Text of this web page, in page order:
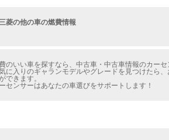
菱の他の車の燃費情報
のいい車を探すなら、中古車・中古車情報のカー
に入りのギャランモデルやグレードを見つけたら
できます。
センサーはあなたの車選びをサポートします！